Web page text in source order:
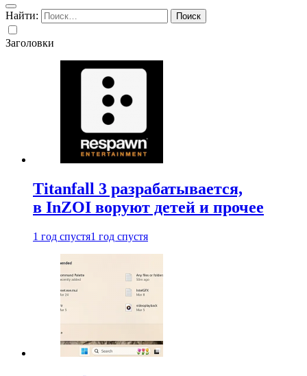
Найти:
Заголовки
Titanfall 3 разрабатывается,
в InZOI воруют детей и прочее
1 год спустя1 год спустя